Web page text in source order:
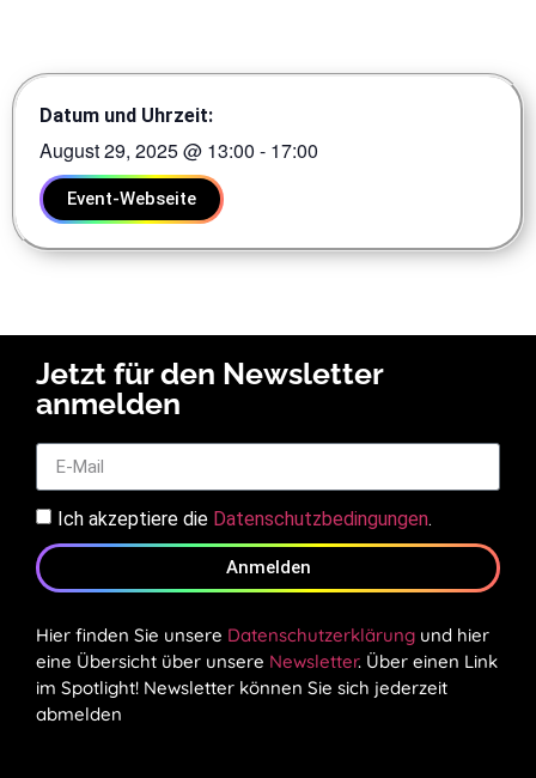
Datum und Uhrzeit:
August 29, 2025@ 13:00 - 17:00
Event-Webseite
Jetzt für den Newsletter
anmelden
Ich akzeptiere die Datenschutzbedingungen.
Anmelden
Hier finden Sie unsere Datenschutzerklärung und hier
eine Übersicht über unsere Newsletter. Über einen Link
im Spotlight! Newsletter können Sie sich jederzeit
abmelden